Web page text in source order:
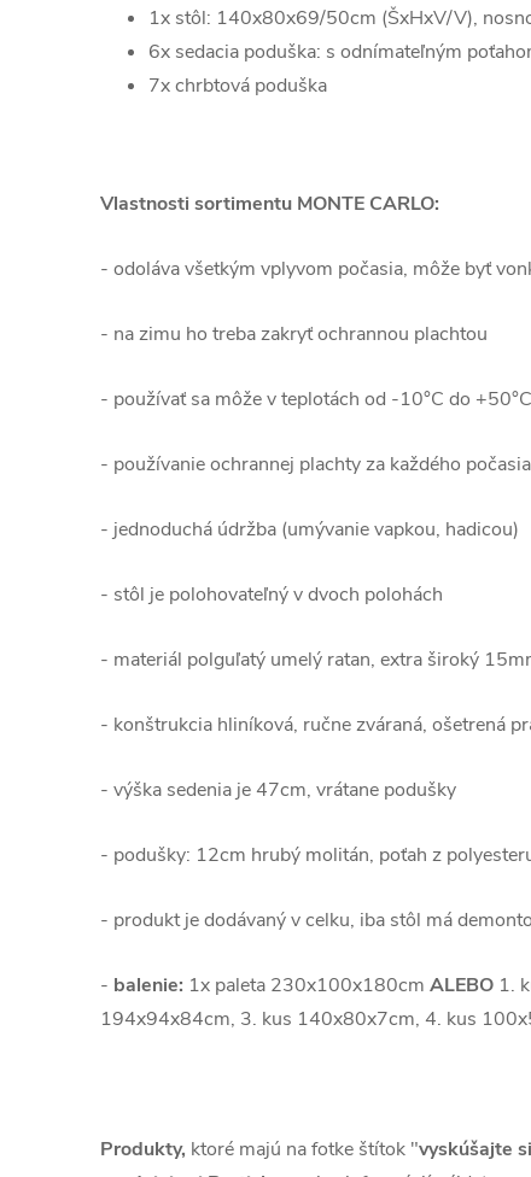
1x stôl: 140x80x69/50cm (ŠxHxV/V),
6x sedacia poduška: s odnímateľným
7x chrbtová poduška
Vlastnosti sortimentu MONTE CARLO:
- odoláva všetkým vplyvom počasia, môže byť
- na zimu ho treba zakryť ochrannou plachtou
- používať sa môže v teplotách od -10°C do +50°C
- používanie ochrannej plachty za každého
- jednoduchá údržba (umývanie vapkou, hadicou)
- stôl je polohovateľný v dvoch polohách
- materiál polguľatý umelý ratan, extra široký
- konštrukcia hliníková, ručne zváraná, ošetrená
- výška sedenia je 47cm, vrátane podušky
- podušky: 12cm hrubý molitán, poťah z
- produkt je dodávaný v celku, iba stôl má
- balenie: 1x paleta 230x100x180cm ALEBO 1.
194x94x84cm, 3. kus 140x80x7cm, 4. kus
Produkty, ktoré majú na fotke štítok "vyskúšajte si